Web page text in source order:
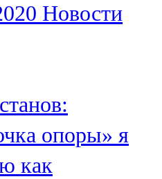
Новости
опоры» я
как